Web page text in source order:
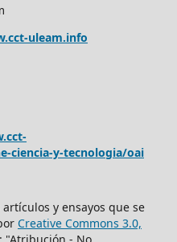
uleam.info
ciencia-y-tecnologia/oai
y ensayos que se
Creative Commons 3.0,